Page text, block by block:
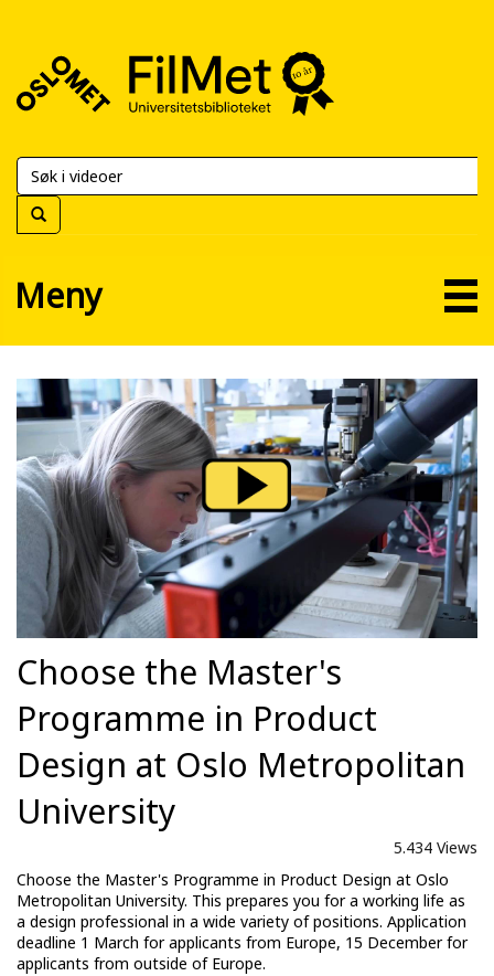
FilMet
Universitetsbiblioteket
Meny
Choose the Master's
Programme in Product
Design at Oslo Metropolitan
University
5.434 Views
Choose the Master's Programme in Product Design at Oslo
Metropolitan University. This prepares you for a working life as
a design professional in a wide variety of positions. Application
deadline 1 March for applicants from Europe, 15 December for
applicants from outside of Europe.